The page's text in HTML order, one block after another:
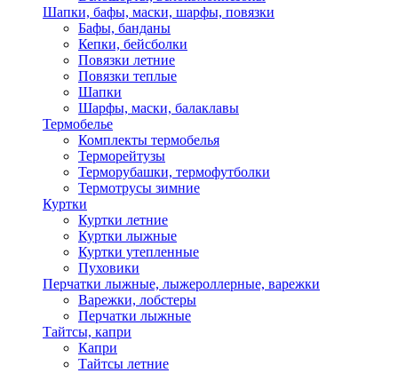
Шапки, бафы, маски, шарфы, повязки
Бафы, банданы
Кепки, бейсболки
Повязки летние
Повязки теплые
Шапки
Шарфы, маски, балаклавы
Термобелье
Комплекты термобелья
Терморейтузы
Терморубашки, термофутболки
Термотрусы зимние
Куртки
Куртки летние
Куртки лыжные
Куртки утепленные
Пуховики
Перчатки лыжные, лыжероллерные, варежки
Варежки, лобстеры
Перчатки лыжные
Тайтсы, капри
Капри
Тайтсы летние